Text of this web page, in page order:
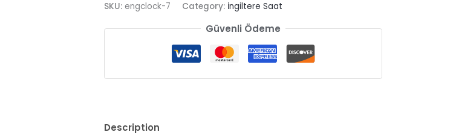
SKU: engclock-7 Category: İngiltere Saat
Güvenli Ödeme
Description